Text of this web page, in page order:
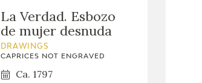
La Verdad. Esbozo
de mujer desnuda
DRAWINGS
CAPRICES NOT ENGRAVED
Ca. 1797